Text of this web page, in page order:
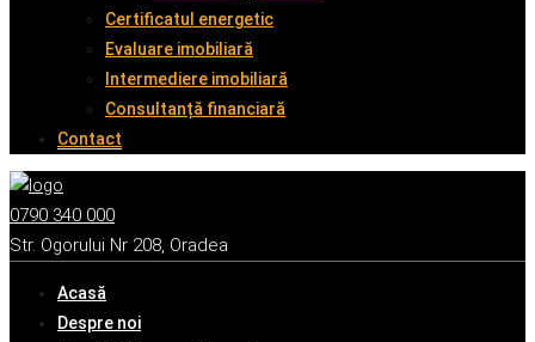
Certificatul energetic
Evaluare imobiliară
Intermediere imobiliară
Consultanță financiară
Contact
0790 340 000
Str. Ogorului Nr 208, Oradea
Acasă
Despre noi